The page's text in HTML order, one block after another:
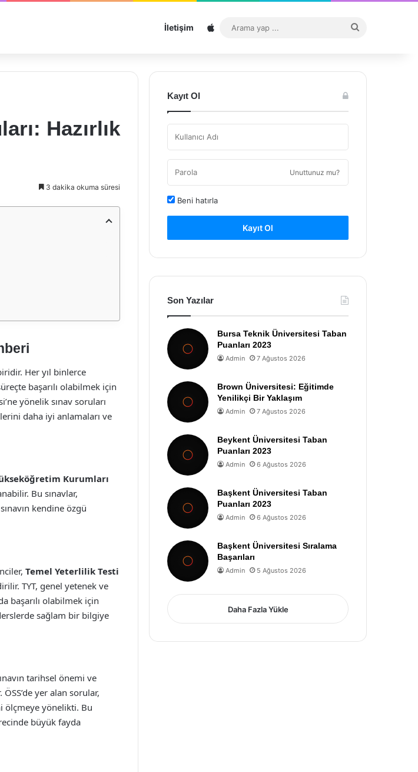
İletişim Sitemap
...
Hazırlık
3 dakika okuma süresi
Her yıl binlerce
başarılı olabilmek için
yönelik sınav soruları
daha iyi anlamaları ve
Kurumları
Bu sınavlar,
kendine özgü
Temel Yeterlilik Testi
TYT, genel yetenek ve
başarılı olabilmek için
sağlam bir bilgiye
tarihsel önemi ve
yer alan sorular,
ölçmeye yönelikti. Bu
büyük fayda
Kayıt Ol
Unuttunuz mu?
Beni hatırla
Kayıt Ol
Son Yazılar
Bursa Teknik Üniversitesi Taban
Puanları 2023
Admin 7 Ağustos 2026
Brown Üniversitesi: Eğitimde
Yenilikçi Bir Yaklaşım
Admin 7 Ağustos 2026
Beykent Üniversitesi Taban
Puanları 2023
Admin 6 Ağustos 2026
Başkent Üniversitesi Taban
Puanları 2023
Admin 6 Ağustos 2026
Başkent Üniversitesi Sıralama
Başarıları
Admin 5 Ağustos 2026
Daha Fazla Yükle